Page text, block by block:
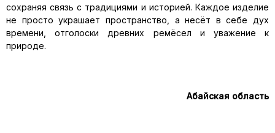
сохраняя связь с традициями и историей. Каждое изделие
не просто украшает пространство, а несёт в себе дух
времени, отголоски древних ремёсел и уважение к
природе.
Абайская область